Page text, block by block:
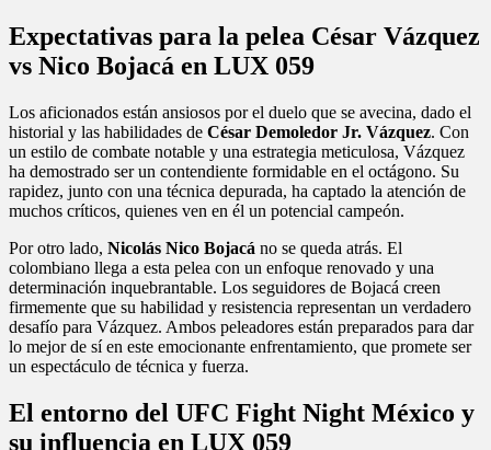
Expectativas para la pelea César Vázquez
vs Nico Bojacá en LUX 059
Los aficionados están ansiosos por el duelo que se avecina, dado el
historial y las habilidades de César Demoledor Jr. Vázquez. Con
un estilo de combate notable y una estrategia meticulosa, Vázquez
ha demostrado ser un contendiente formidable en el octágono. Su
rapidez, junto con una técnica depurada, ha captado la atención de
muchos críticos, quienes ven en él un potencial campeón.
Por otro lado, Nicolás Nico Bojacá no se queda atrás. El
colombiano llega a esta pelea con un enfoque renovado y una
determinación inquebrantable. Los seguidores de Bojacá creen
firmemente que su habilidad y resistencia representan un verdadero
desafío para Vázquez. Ambos peleadores están preparados para dar
lo mejor de sí en este emocionante enfrentamiento, que promete ser
un espectáculo de técnica y fuerza.
El entorno del UFC Fight Night México y
su influencia en LUX 059